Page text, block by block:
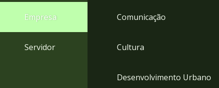
menu
Empresa
Servidor
Comunicação
Cultura
Desenvolvimento Urbano